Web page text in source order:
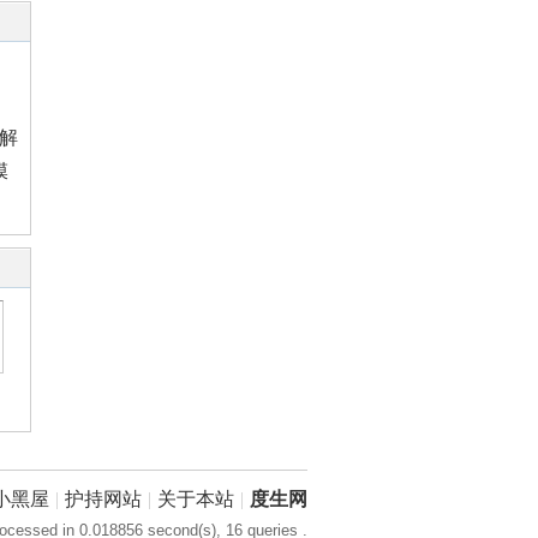
黑屋 | 护持网站 | 关于本站 | 度生网
in 0.018856 second(s), 16 queries .